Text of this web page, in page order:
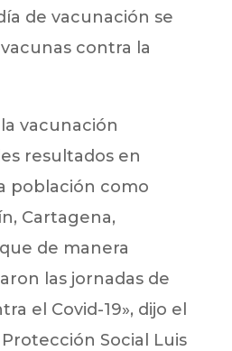
de vacunación se
contra la
vacunación
resultados en
población como
Cartagena,
de manera
las jornadas de
el Covid-19», dijo el
Social Luis